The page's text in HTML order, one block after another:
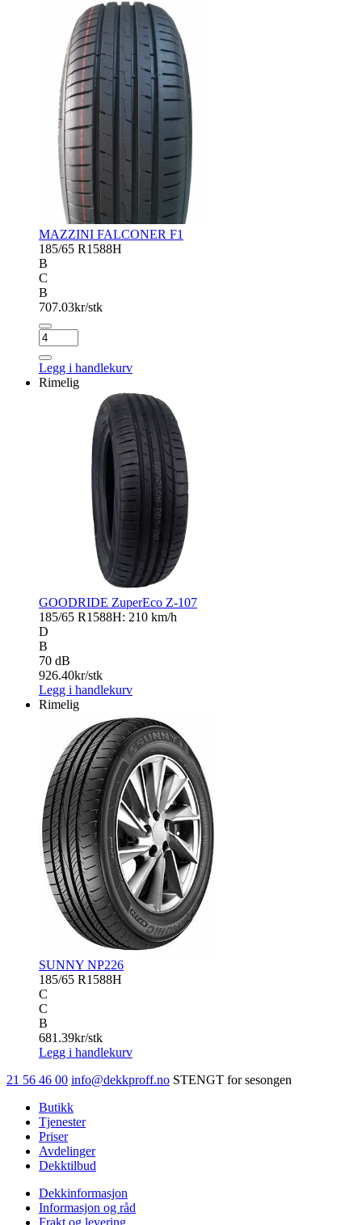
MAZZINI FALCONER F1
185/65 R1588H
B
C
B
707.03kr/stk
MAZZINI
FALCONER
F1
antall
Legg i handlekurv
Rimelig
GOODRIDE ZuperEco Z-107
185/65 R1588H: 210 km/h
D
B
70 dB
926.40kr/stk
Legg i handlekurv
Rimelig
SUNNY NP226
185/65 R1588H
C
C
B
681.39kr/stk
Legg i handlekurv
21 56 46 00 info@dekkproff.no STENGT for sesongen
Butikk
Tjenester
Priser
Avdelinger
Dekktilbud
Dekkinformasjon
Informasjon og råd
Frakt og levering